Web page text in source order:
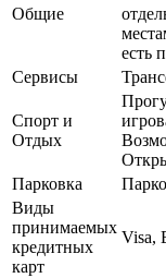
Общие
есть
Сервисы
Спорт и
Отдых
Парковка
Виды
принимаемых
кредитных
карт
Visa,